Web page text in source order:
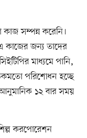
কাজ সম্পন্ন করেনি।
কাজের জন্য তাদের
মাধ্যমে পানি,
পরিশোধন হচ্ছে
১২ বার সময়
করপোরেশন